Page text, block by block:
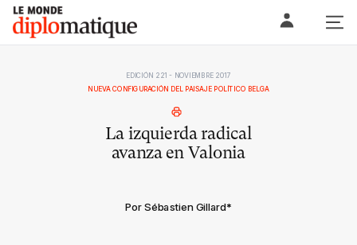
Skip
content
Le monde diplomatique
EDICIÓN 221 - NOVIEMBRE 2017
NUEVA CONFIGURACIÓN DEL PAISAJE POLÍTICO BELGA
La izquierda radical
avanza en Valonia
Por Sébastien Gillard*